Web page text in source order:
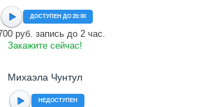
ДОСТУПЕН ДО 20:00
руб. запись до 2 час.
Закажите сейчас!
Михаэла Чунтул
НЕДОСТУПЕН